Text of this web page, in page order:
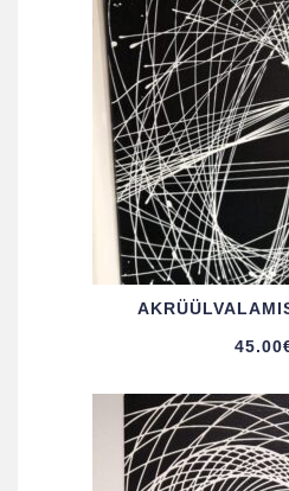
45.00